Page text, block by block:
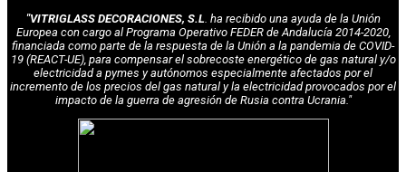
"VITRIGLASS DECORACIONES, S.L. ha recibido una ayuda de la Unión
Europea con cargo al Programa Operativo FEDER de Andalucía 2014-2020,
financiada como parte de la respuesta de la Unión a la pandemia de COVID-
19 (REACT-UE), para compensar el sobrecoste energético de gas natural y/o
electricidad a pymes y autónomos especialmente afectados por el
incremento de los precios del gas natural y la electricidad provocados por el
impacto de la guerra de agresión de Rusia contra Ucrania."